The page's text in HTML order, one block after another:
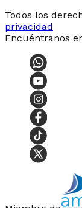
Todos los
privacidad
Encuéntranos